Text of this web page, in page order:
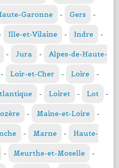
Garonne - Gers -
Ille-et-Vilaine - Indre -
- Jura - Alpes-de-Haute-
- Loir-et-Cher - Loire -
- Loiret - Lot -
- Maine-et-Loire -
- Marne - Haute-
- Meurthe-et-Moselle -